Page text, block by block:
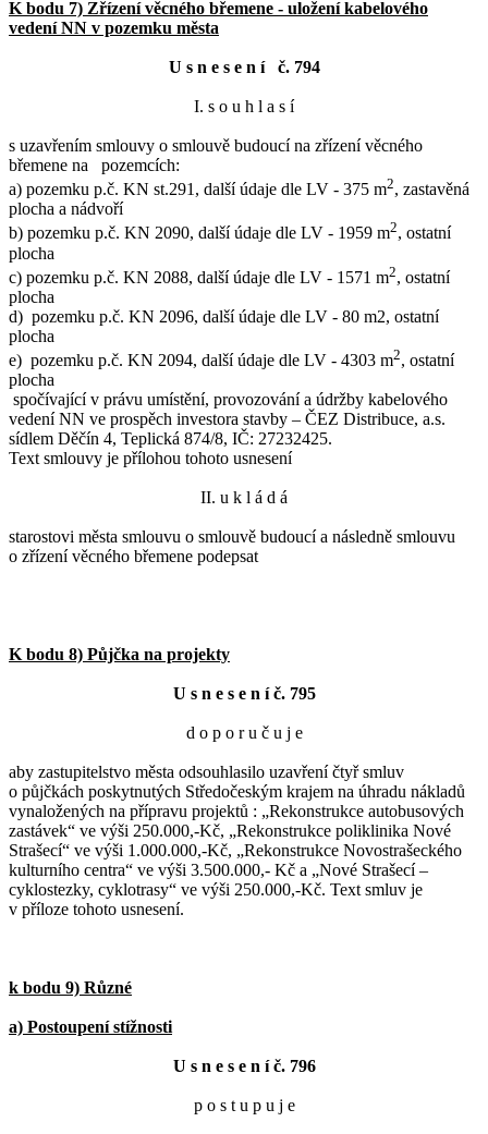
K bodu 7) Zřízení věcného břemene - uložení kabelového
vedení NN v pozemku města
U s n e s e n í č. 794
I. s o u h l a s í
s uzavřením smlouvy o smlouvě budoucí na zřízení věcného
břemene na pozemcích:
a) pozemku p.č. KN st.291, další údaje dle LV - 375 m2, zastavěná
plocha a nádvoří
b) pozemku p.č. KN 2090, další údaje dle LV - 1959 m2, ostatní
plocha
c) pozemku p.č. KN 2088, další údaje dle LV - 1571 m2, ostatní
plocha
d) pozemku p.č. KN 2096, další údaje dle LV - 80 m2, ostatní
plocha
e) pozemku p.č. KN 2094, další údaje dle LV - 4303 m2, ostatní
plocha
spočívající v právu umístění, provozování a údržby kabelového
vedení NN ve prospěch investora stavby – ČEZ Distribuce, a.s.
sídlem Děčín 4, Teplická 874/8, IČ: 27232425.
Text smlouvy je přílohou tohoto usnesení
II. u k l á d á
starostovi města smlouvu o smlouvě budoucí a následně smlouvu
o zřízení věcného břemene podepsat
K bodu 8) Půjčka na projekty
U s n e s e n í č. 795
d o p o r u č u j e
aby zastupitelstvo města odsouhlasilo uzavření čtyř smluv
o půjčkách poskytnutých Středočeským krajem na úhradu nákladů
vynaložených na přípravu projektů : „Rekonstrukce autobusových
zastávek“ ve výši 250.000,-Kč, „Rekonstrukce poliklinika Nové
Strašecí“ ve výši 1.000.000,-Kč, „Rekonstrukce Novostrašeckého
kulturního centra“ ve výši 3.500.000,- Kč a „Nové Strašecí –
cyklostezky, cyklotrasy“ ve výši 250.000,-Kč. Text smluv je
v příloze tohoto usnesení.
k bodu 9) Různé
a) Postoupení stížnosti
U s n e s e n í č. 796
p o s t u p u j e